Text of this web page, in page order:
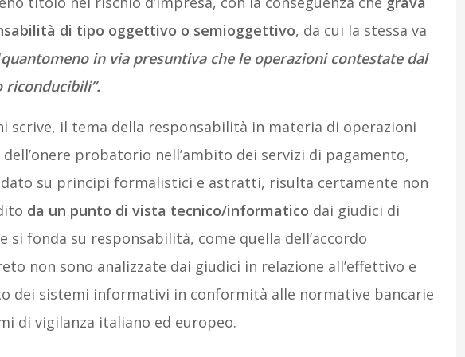
di tipo oggettivo o semioggettivo, da cui la stessa va
quantomeno in via presuntiva che le operazioni contestate dal
riconducibili”.
scrive, il tema della responsabilità in materia di operazioni
probatorio nell’ambito dei servizi di pagamento,
su principi formalistici e astratti, risulta certamente non
da un punto di vista tecnico/informatico dai giudici di
fonda su responsabilità, come quella dell’accordo
non sono analizzate dai giudici in relazione all’effettivo e
dei sistemi informativi in conformità alle normative bancarie
di vigilanza italiano ed europeo.